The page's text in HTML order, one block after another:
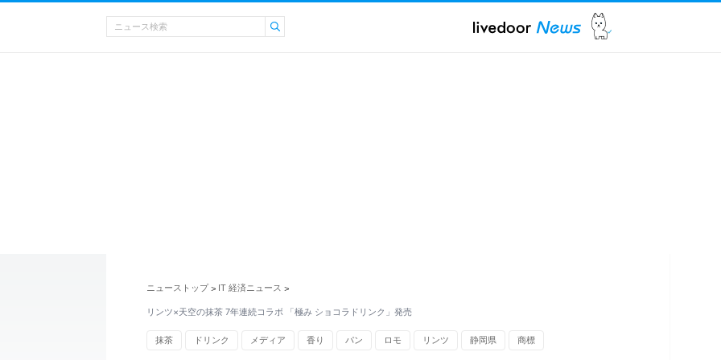
ニューストップ > IT 経済ニュース >
リンツ×天空の抹茶 7年連続コラボ 「極み ショコラドリンク」発売
抹茶 ドリンク メディア 香り パン ロモ リンツ 静岡県 商標